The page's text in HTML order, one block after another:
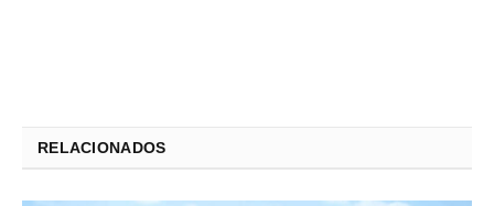
RELACIONADOS